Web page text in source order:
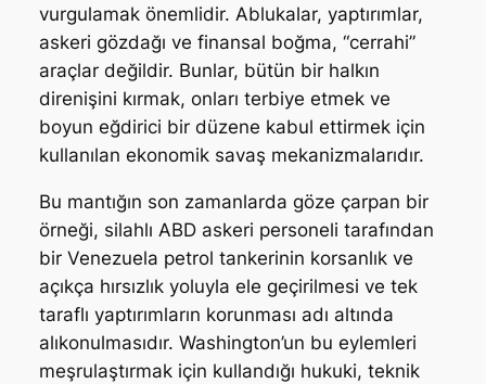
vurgulamak önemlidir. Ablukalar, yaptırımlar,
askeri gözdağı ve finansal boğma, “cerrahi”
araçlar değildir. Bunlar, bütün bir halkın
direnişini kırmak, onları terbiye etmek ve
boyun eğdirici bir düzene kabul ettirmek için
kullanılan ekonomik savaş mekanizmalarıdır.
Bu mantığın son zamanlarda göze çarpan bir
örneği, silahlı ABD askeri personeli tarafından
bir Venezuela petrol tankerinin korsanlık ve
açıkça hırsızlık yoluyla ele geçirilmesi ve tek
taraflı yaptırımların korunması adı altında
alıkonulmasıdır. Washington’un bu eylemleri
meşrulaştırmak için kullandığı hukuki, teknik